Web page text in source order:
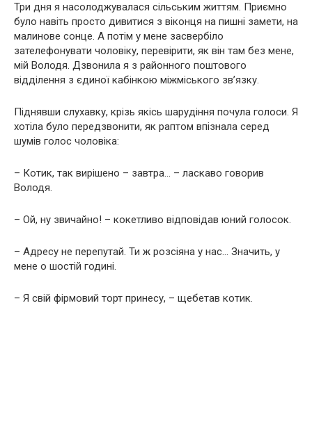
Три дня я насолоджувалася сільським життям. Приємно
було навіть просто дивитися з віконця на пишні замети, на
малинове сонце. А потім у мене засвербіло
зателефонувати чоловіку, перевірити, як він там без мене,
мій Володя. Дзвонила я з районного поштового
відділення з єдиної кабінкою міжміського зв’язку.
Піднявши слухавку, крізь якісь шарудіння почула голоси. Я
хотіла було передзвонити, як раптом впізнала серед
шумів голос чоловіка:
– Котик, так вирішено – завтра… – ласкаво говорив
Володя.
– Ой, ну звичайно! – кокетливо відповідав юний голосок.
– Адресу не перепутай. Ти ж розсіяна у нас… Значить, у
мене о шостій годині.
– Я свій фірмовий торт принесу, – щебетав котик.